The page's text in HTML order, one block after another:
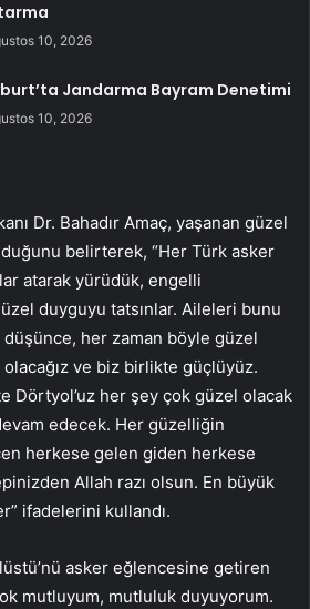
10, 2026
Jandarma Bayram Denetimi
10, 2026
Dr. Bahadır Amaç, yaşanan güzel
belirterek, “Her Türk asker
atarak yürüdük, engelli
duyguyu tatsınlar. Aileleri bunu
düşünce, her zaman böyle güzel
ve biz birlikte güçlüyüz.
Dörtyol’uz her şey çok güzel olacak
edecek. Her güzelliğin
herkese gelen giden herkese
Allah razı olsun. En büyük
ifadelerini kullandı.
asker eğlencesine getiren
mutluyum, mutluluk duyuyorum.